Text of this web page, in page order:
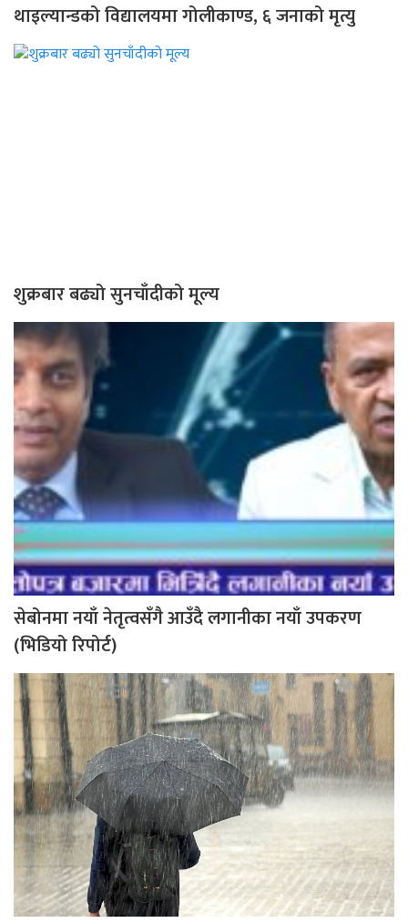
थाइल्यान्डको विद्यालयमा गोलीकाण्ड, ६ जनाको मृत्यु
शुक्रबार बढ्यो सुनचाँदीको मूल्य
सेबोनमा नयाँ नेतृत्वसँगै आउँदै लगानीका नयाँ उपकरण
(भिडियो रिपोर्ट)